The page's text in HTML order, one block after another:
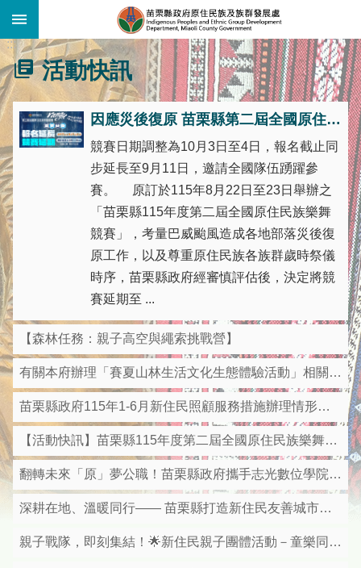
跳到主要內容區塊
:::
活動快訊
因應災後復原 苗栗縣第二屆全國原住民族樂舞競賽延期辦理
競賽日期調整為10月3日至4日，報名截止同
步延長至9月11日，邀請全國隊伍踴躍參
賽。 原訂於115年8月22日至23日舉辦之
「苗栗縣115年度第二屆全國原住民族樂舞
競賽」，考量巴威颱風造成各地部落災後復
原工作，以及尊重原住民族各族群歲時祭儀
時序，苗栗縣政府經審慎評估後，決定將競
賽延期至 ...
【森林任務：親子高空與繩索挑戰營】
有關本府辦理「賽夏山林生活文化生態體驗活動」相關資料
苗栗縣政府115年1-6月新住民照顧服務措施辦理情形及亮點成果彙整表
【活動快訊】苗栗縣115年度第二屆全國原住民族樂舞競賽即日起受理報名
翻轉未來「原」夢公職！苗栗縣政府攜手志光數位學院 推出115年原住民族四等特考衝刺班
深耕在地、溫暖同行—— 苗栗縣打造新住民友善城市獲中央優等肯定
親子戰隊，即刻集結！🌟新住民親子團體活動－童樂同行．漆彈歡聚日🌟